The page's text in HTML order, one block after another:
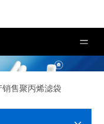
销售聚丙烯滤袋